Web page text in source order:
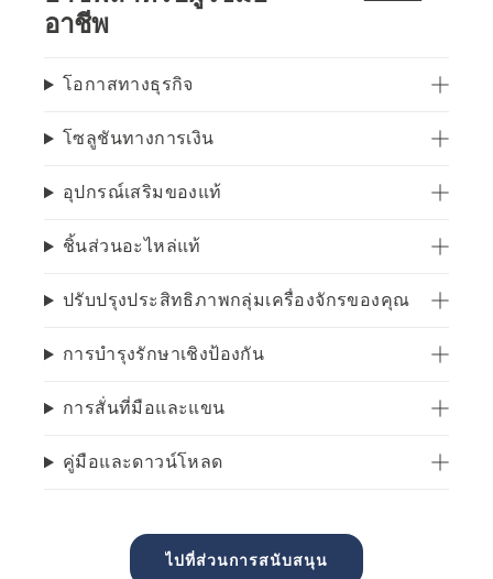
อาชีพ
โอกาสทางธุรกิจ
โซลูชันทางการเงิน
อุปกรณ์เสริมของแท้
ชิ้นส่วนอะไหล่แท้
ปรับปรุงประสิทธิภาพกลุ่มเครื่องจักรของคุณ
การบำรุงรักษาเชิงป้องกัน
การสั่นที่มือและแขน
คู่มือและดาวน์โหลด
ไปที่ส่วนการสนับสนุน